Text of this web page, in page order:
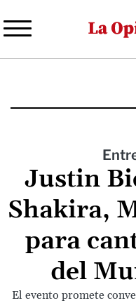
Justin
Shakira,
para
del
El evento promete